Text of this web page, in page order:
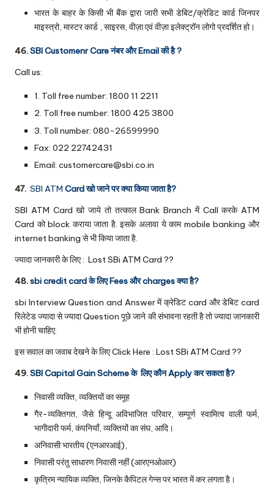
भारत के बाहर के किसी भी बैंक द्वारा जारी सभी डेबिट/क्रेडिट कार्ड जिनपर
माइस्त्रो, मास्टर कार्ड , साइरस, वीज़ा एवं वीज़ा इलेक्ट्रॉन लोगो प्रदर्शित हो।
46.SBI Customenr Care नंबर और Email की है ?
Call us:
1. Toll free number: 1800 11 2211
2. Toll free number: 1800 425 3800
3. Toll number: 080-26599990
Fax: 022 22742431
Email: customercare@sbi.co.in
47. SBI ATM Card खो जाने पर क्या किया जाता है?
SBI ATM Card खो जाये तो तत्काल Bank Branch में Call करके ATM
Card को block कराया जाता है. इसके अलावा ये काम mobile banking और
internet banking से भी किया जाता है.
ज्यादा जानकारी के लिए : Lost SBi ATM Card ??
48.sbi credit card के लिए Fees और charges क्या है?
sbi Interview Question and Answer में क्रेडिट card और डेबिट card
रिलेटेड ज्यादा से ज्यादा Question पूछे जाने की संभावना रहती है तो ज्यादा जानकारी
भी होनी चाहिए.
इस सवाल का जवाब देखने के लिए Click Here : Lost SBi ATM Card ??
49.SBI Capital Gain Scheme के लिए कौन Apply कर सकता है?
निवासी व्यक्ति, व्यक्तियों का समूह
गैर-व्यक्तिगत, जैसे हिन्दू अविभाजित परिवार, सम्पूर्ण स्वामित्व वाली फर्म,
भागीदारी फर्म, कंपनियाँ, व्यक्तियों का संघ, आदि।
अनिवासी भारतीय (एनआरआई),
निवासी परंतु साधारण निवासी नहीं (आरएनओआर)
कृत्रिम न्यायिक व्यक्ति, जिनके कैपिटल गेन्स पर भारत में कर लगता है।